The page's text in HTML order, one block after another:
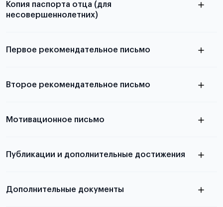
Копия паспорта отца (для
несовершеннолетних)
выезда
Первое рекомендательное письмо
письма
Второе рекомендательное письмо
письма
Мотивационное письмо
статье
Публикации и дополнительные достижения
Дополнительные документы